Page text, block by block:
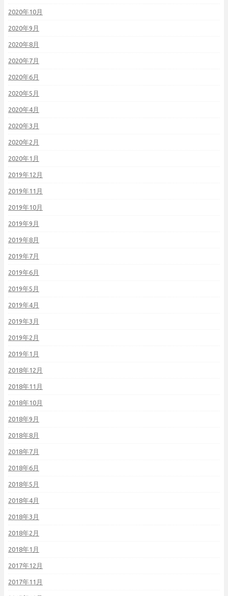
2020年10月
2020年9月
2020年8月
2020年7月
2020年6月
2020年5月
2020年4月
2020年3月
2020年2月
2020年1月
2019年12月
2019年11月
2019年10月
2019年9月
2019年8月
2019年7月
2019年6月
2019年5月
2019年4月
2019年3月
2019年2月
2019年1月
2018年12月
2018年11月
2018年10月
2018年9月
2018年8月
2018年7月
2018年6月
2018年5月
2018年4月
2018年3月
2018年2月
2018年1月
2017年12月
2017年11月